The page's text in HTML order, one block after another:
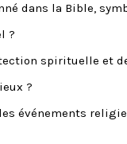
dans la Bible,
?
spirituelle et
?
événements